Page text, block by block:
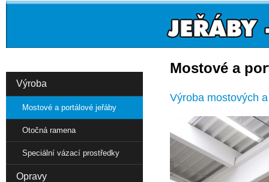
Výroba
Mostové a portálové jeřáby
Otočná ramena
Speciální vázací prostředky
Opravy
Mostové a
Výroba mostových